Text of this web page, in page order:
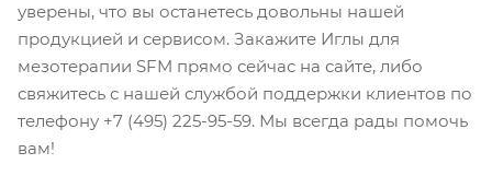
уверены, что вы останетесь довольны нашей
продукцией и сервисом. Закажите Иглы для
мезотерапии SFM прямо сейчас на сайте, либо
свяжитесь с нашей службой поддержки клиентов по
телефону +7 (495) 225-95-59. Мы всегда рады помочь
вам!